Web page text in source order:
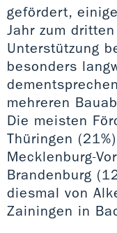
gefördert,
Jahr zum
Unterstützung
besonders
mehreren
Die meisten
Thüringen
Mecklenburg-
Brandenburg
diesmal von
Zainingen in